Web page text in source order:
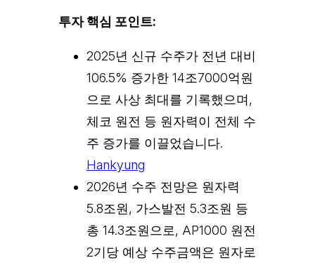
투자 핵심 포인트:
2025년 신규 수주가 전년 대비
106.5% 증가한 14조7000억원
으로 사상 최대를 기록했으며,
체코 원전 등 원자력이 전체 수
주 증가를 이끌었습니다.
Hankyung
2026년 수주 전망은 원자력
5.8조원, 가스발전 5.3조원 등
총 14.3조원으로, AP1000 원전
2기당 예상 수주금액은 원자로